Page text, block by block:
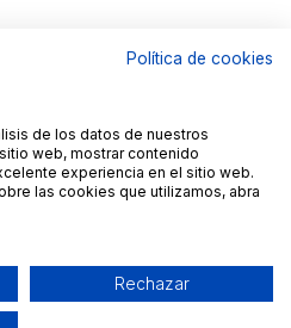
Fages
Contacto
ByPolítica de cookies
de los datos de nuestros
web, mostrar contenido
experiencia en el sitio web.
las cookies que utilizamos, abra
Rechazar